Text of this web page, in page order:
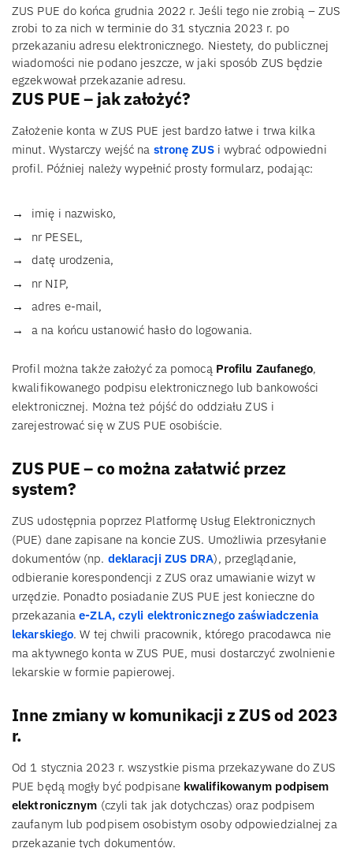
ZUS PUE do końca grudnia 2022 r. Jeśli tego nie zrobią – ZUS
zrobi to za nich w terminie do 31 stycznia 2023 r. po
przekazaniu adresu elektronicznego. Niestety, do publicznej
wiadomości nie podano jeszcze, w jaki sposób ZUS będzie
egzekwował przekazanie adresu.
ZUS PUE – jak założyć?
Założenie konta w ZUS PUE jest bardzo łatwe i trwa kilka
minut. Wystarczy wejść na stronę ZUSi wybrać odpowiedni
profil. Później należy wypełnić prosty formularz, podając:
imię i nazwisko,
nr PESEL,
datę urodzenia,
nr NIP,
adres e-mail,
a na końcu ustanowić hasło do logowania.
Profil można także założyć za pomocą Profilu Zaufanego,
kwalifikowanego podpisu elektronicznego lub bankowości
elektronicznej. Można też pójść do oddziału ZUS i
zarejestrować się w ZUS PUE osobiście.
ZUS PUE – co można załatwić przez
system?
ZUS udostępnia poprzez Platformę Usług Elektronicznych
(PUE) dane zapisane na koncie ZUS. Umożliwia przesyłanie
dokumentów (np. deklaracji ZUS DRA), przeglądanie,
odbieranie korespondencji z ZUS oraz umawianie wizyt w
urzędzie. Ponadto posiadanie ZUS PUE jest konieczne do
przekazania e-ZLA, czyli elektronicznego zaświadczenia
lekarskiego. W tej chwili pracownik, którego pracodawca nie
ma aktywnego konta w ZUS PUE, musi dostarczyć zwolnienie
lekarskie w formie papierowej.
Inne zmiany w komunikacji z ZUS od 2023
r.
Od 1 stycznia 2023 r. wszystkie pisma przekazywane do ZUS
PUE będą mogły być podpisane kwalifikowanym podpisem
elektronicznym (czyli tak jak dotychczas) oraz podpisem
zaufanym lub podpisem osobistym osoby odpowiedzialnej za
przekazanie tych dokumentów.